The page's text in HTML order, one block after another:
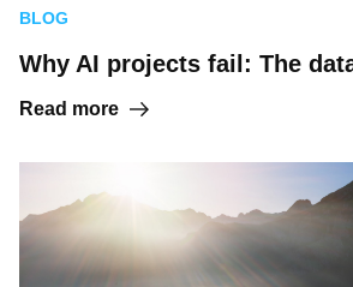
BLOG
Why AI projects fail: The
Read more